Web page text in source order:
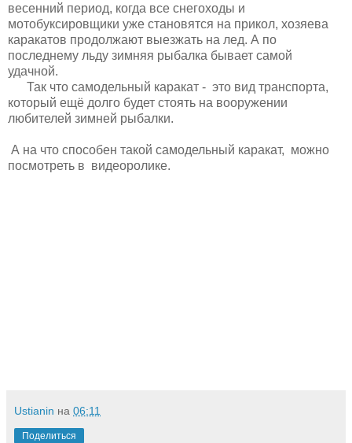
весенний период, когда все снегоходы и
мотобуксировщики уже становятся на прикол, хозяева
каракатов продолжают выезжать на лед. А по
последнему льду зимняя рыбалка бывает самой
удачной.
Так что самодельный каракат - это вид транспорта,
который ещё долго будет стоять на вооружении
любителей зимней рыбалки.
А на что способен такой самодельный каракат, можно
посмотреть в видеоролике.
Ustianin на 06:11
Поделиться